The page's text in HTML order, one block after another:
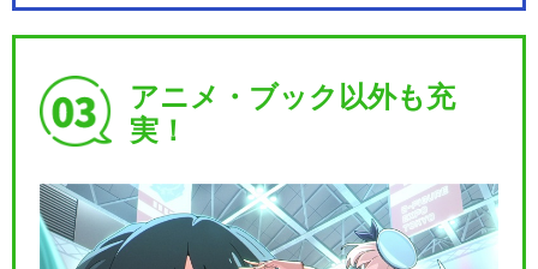
劇場版 きかんしゃトーマス ト
劇場版 きかんしゃトーマス 伝
アニメ・ブック以外も充
実！